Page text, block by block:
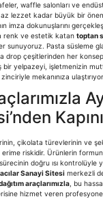
waffle salonları ve
lezzet kadar büyük bir
imza dokunuşlarını
renk ve estetik katan toptan
sunuyoruz. Pasta süsleme
drop çeşitlerinden her
bir yelpazeyi, işletmenizin
mekanınıza
çikolata türevlerinin ve
erime riskidir. Ürünlerin
doğru ısı
Sanayi Sitesi merkezli
araçlarımızla , bu
hizmet veren